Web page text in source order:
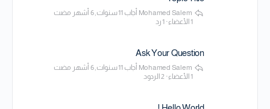
أجاب 11 سنوات, 6 أشهر مضت
1 الأعضاء
· 1 رد
Ask Your Question
أجاب 11 سنوات, 6 أشهر مضت
1 الأعضاء
· 2 الردود